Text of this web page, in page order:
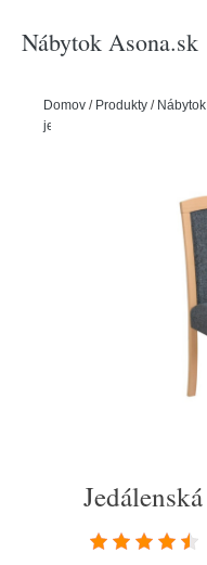
Nábytok Asona.sk
Domov / Produkty / Nábytok
jedálenské stoličky